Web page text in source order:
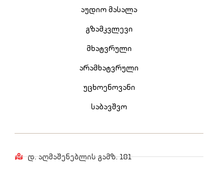
აუდიო მასალა
გზამკვლევი
მხატვრული
არამხატვრული
უცხოენოვანი
საბავშვო
დ. აღმაშენებლის გამზ. 181